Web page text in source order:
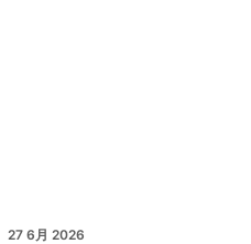
27 6月 2026